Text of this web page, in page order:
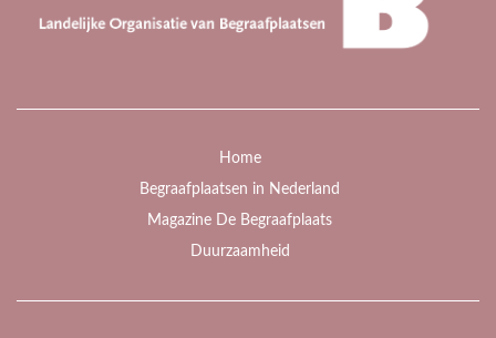
Home
Begraafplaatsen in Nederland
Magazine De Begraafplaats
Duurzaamheid